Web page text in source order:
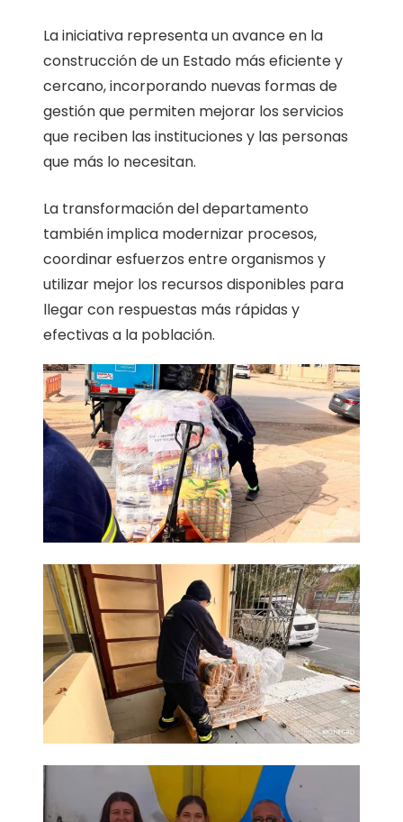
La iniciativa representa un avance en la
construcción de un Estado más eficiente y
cercano, incorporando nuevas formas de
gestión que permiten mejorar los servicios
que reciben las instituciones y las personas
que más lo necesitan.
La transformación del departamento
también implica modernizar procesos,
coordinar esfuerzos entre organismos y
utilizar mejor los recursos disponibles para
llegar con respuestas más rápidas y
efectivas a la población.